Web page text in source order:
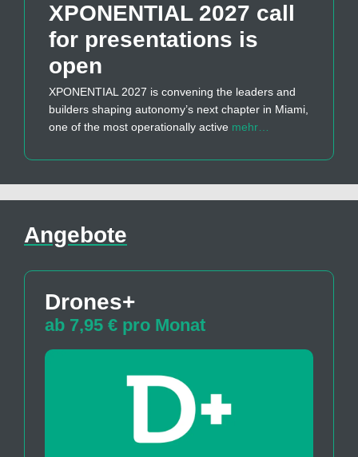
XPONENTIAL 2027 call
for presentations is
open
XPONENTIAL 2027 is convening the leaders and
builders shaping autonomy’s next chapter in Miami,
one of the most operationally active mehr…
Angebote
Drones+
ab 7,95 € pro Monat